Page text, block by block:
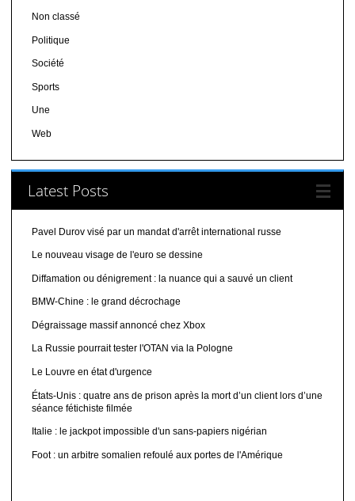
Non classé
Politique
Société
Sports
Une
Web
Latest Posts
Pavel Durov visé par un mandat d'arrêt international russe
Le nouveau visage de l'euro se dessine
Diffamation ou dénigrement : la nuance qui a sauvé un client
BMW-Chine : le grand décrochage
Dégraissage massif annoncé chez Xbox
La Russie pourrait tester l'OTAN via la Pologne
Le Louvre en état d'urgence
États-Unis : quatre ans de prison après la mort d’un client lors d’une
séance fétichiste filmée
Italie : le jackpot impossible d'un sans-papiers nigérian
Foot : un arbitre somalien refoulé aux portes de l'Amérique